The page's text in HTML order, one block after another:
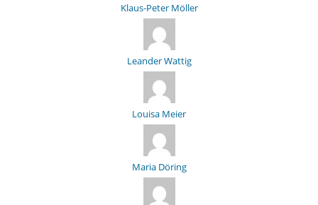
Klaus-Peter Möller
Leander Wattig
Louisa Meier
Maria Döring